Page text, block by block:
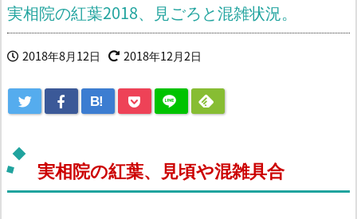
実相院の紅葉2018、見ごろと混雑状況。
2018年8月12日 2018年12月2日
B!
実相院の紅葉、見頃や混雑具合